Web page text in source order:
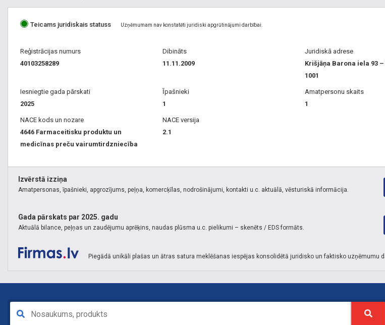
Teicams juridiskais statuss Uzņēmumam nav konstatēti juridiski apgrūtinājumi darbībai.
Reģistrācijas numurs
40103258289
Dibināts
11.11.2009
Juridiskā adrese
Krišjāņa Barona iela 93 –
1001
Iesniegtie gada pārskati
2025
Īpašnieki
1
Amatpersonu skaits
1
NACE kods un nozare
4646 Farmaceitisku produktu un
medicīnas preču vairumtirdzniecība
NACE versija
2.1
Izvērstā izziņa
Amatpersonas, īpašnieki, apgrozījums, peļņa, komercķīlas, nodrošinājumi, kontakti u.c. aktuālā, vēsturiskā informācija.
Gada pārskats par 2025. gadu
Aktuālā bilance, peļņas un zaudējumu aprēķins, naudas plūsma u.c. pielikumi – skenēts / EDS formāts.
Piegādā unikāli plašas un ātras satura meklēšanas iespējas konsolidētā juridisko un faktisko uzņēmumu